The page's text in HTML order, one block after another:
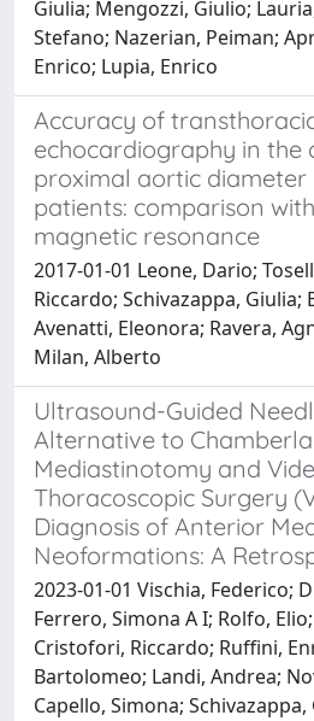
Giulia; Mengozzi, Giulio;
Stefano; Nazerian, Peiman;
Enrico; Lupia, Enrico
Accuracy of
echocardiography in the
proximal aortic diameter
patients: comparison
magnetic resonance
2017-01-01 Leone, Dario;
Riccardo; Schivazappa, Giulia;
Avenatti, Eleonora; Ravera,
Milan, Alberto
Ultrasound-Guided
Alternative to
Mediastinotomy and
Thoracoscopic Surgery
Diagnosis of Anterior
Neoformations: A
2023-01-01 Vischia, Federico;
Ferrero, Simona A I; Rolfo,
Cristofori, Riccardo; Ruffini,
Bartolomeo; Landi, Andrea;
Capello, Simona;